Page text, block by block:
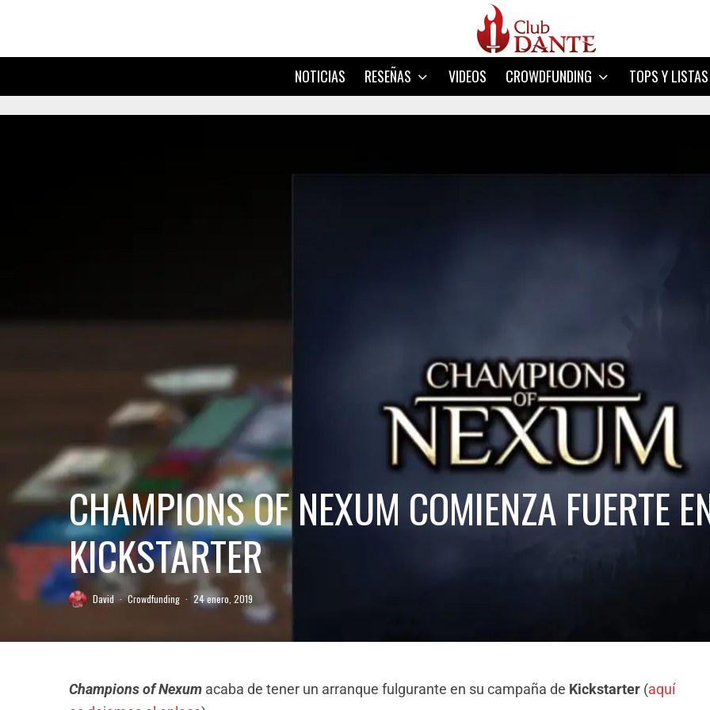
NOTICIAS RESEÑAS VIDEOS CROWDFUNDING TOPS Y LISTAS
CHAMPIONS OF NEXUM COMIENZA FUERTE
KICKSTARTER
David · Crowdfunding · 24 enero, 2019
Champions of Nexum acaba de tener un arranque fulgurante en su campaña de Kickstarter (aquí